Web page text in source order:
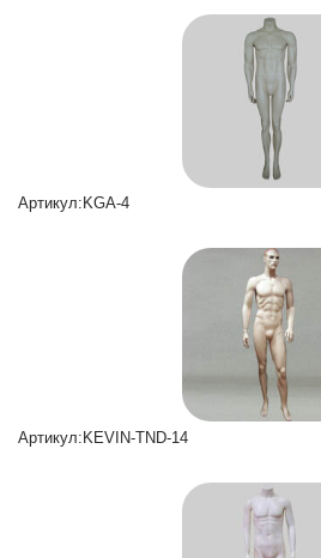
Артикул:KGA-4
Артикул:KEVIN-TND-14